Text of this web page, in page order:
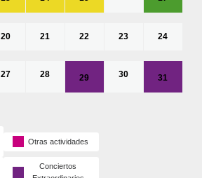
20 21 22 23 24
27 28 29 30 31
Otras actividades
Conciertos